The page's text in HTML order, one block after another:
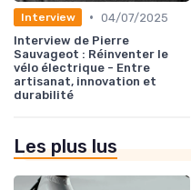
Interview • 04/07/2025
Interview de Pierre
Sauvageot : Réinventer le
vélo électrique - Entre
artisanat, innovation et
durabilité
Les plus lus